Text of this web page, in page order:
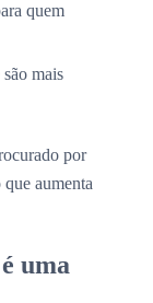
quem
mais
por
aumenta
uma